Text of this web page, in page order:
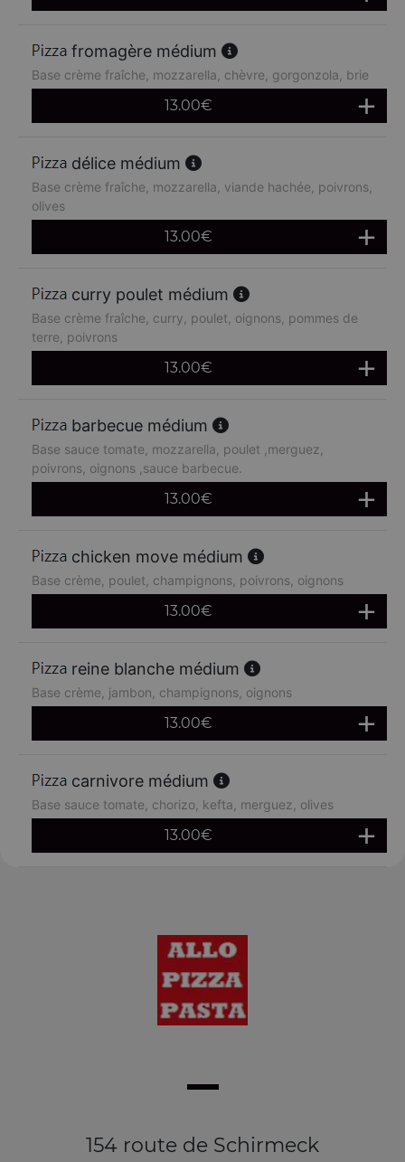
fromagère médium
Base crème fraîche, mozzarella, chèvre, gorgonzola, brie
13.00€
délice médium
Base crème fraîche, mozzarella, viande hachée, poivrons,
olives
13.00€
curry poulet médium
Base crème fraîche, curry, poulet, oignons, pommes de
terre, poivrons
13.00€
barbecue médium
Base sauce tomate, mozzarella, poulet ,merguez,
poivrons, oignons ,sauce barbecue.
13.00€
chicken move médium
Base crème, poulet, champignons, poivrons, oignons
13.00€
reine blanche médium
Base crème, jambon, champignons, oignons
13.00€
carnivore médium
Base sauce tomate, chorizo, kefta, merguez, olives
13.00€
154 route de Schirmeck